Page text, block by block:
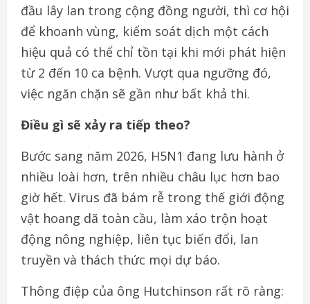
đầu lây lan trong cộng đồng người, thì cơ hội
để khoanh vùng, kiểm soát dịch một cách
hiệu quả có thể chỉ tồn tại khi mới phát hiện
từ 2 đến 10 ca bệnh. Vượt qua ngưỡng đó,
việc ngăn chặn sẽ gần như bất khả thi.
Điều gì sẽ xảy ra tiếp theo?
Bước sang năm 2026, H5N1 đang lưu hành ở
nhiều loài hơn, trên nhiều châu lục hơn bao
giờ hết. Virus đã bám rễ trong thế giới động
vật hoang dã toàn cầu, làm xáo trộn hoạt
động nông nghiệp, liên tục biến đổi, lan
truyền và thách thức mọi dự báo.
Thông điệp của ông Hutchinson rất rõ ràng: